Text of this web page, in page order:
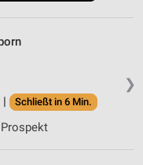
❯
|
Schließt in 6 Min.